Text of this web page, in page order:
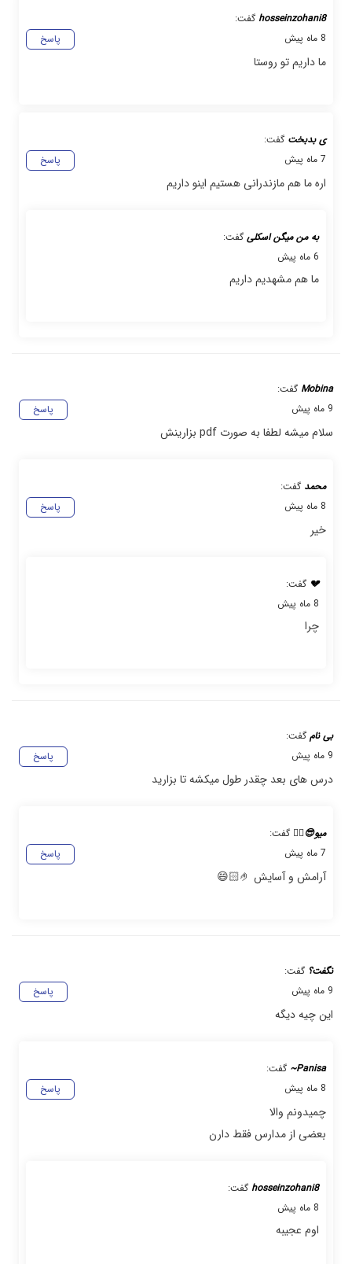
hosseinzohani8 گفت:
پاسخ
8 ماه پیش
ما داریم تو روستا
ی بدبخت گفت:
پاسخ
7 ماه پیش
اره ما هم مازندرانی هستیم اینو داریم
به من میگن اسکلی گفت:
6 ماه پیش
ما هم مشهدیم داریم
Mobina گفت:
پاسخ
9 ماه پیش
سلام میشه لطفا به صورت pdf بزارینش
محمد گفت:
پاسخ
8 ماه پیش
خیر
💔 گفت:
8 ماه پیش
چرا
بی نام گفت:
پاسخ
9 ماه پیش
درس های بعد چقدر طول میکشه تا بزارید
میو😎✌🏻 گفت:
پاسخ
7 ماه پیش
آرامش و آسایش 🤌🏻😄
نگفت؟ گفت:
پاسخ
9 ماه پیش
این چیه دیگه
Panisa~
گفت:
پاسخ
8 ماه پیش
چمیدونم والا
بعضی از مدارس فقط دارن
hosseinzohani8 گفت:
8 ماه پیش
اوم عجیبه